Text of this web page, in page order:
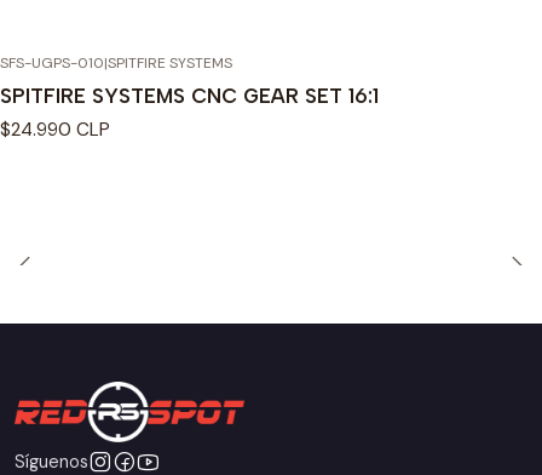
SFS-UGPS-010|SPITFIRE SYSTEMS
SPITFIRE SYSTEMS CNC GEAR SET 16:1
$24.990 CLP
Síguenos